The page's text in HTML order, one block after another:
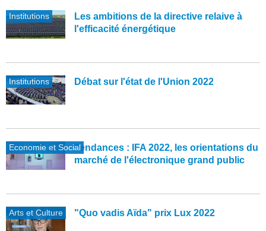
Institutions
Les ambitions de la directive relaive à
l'efficacité énergétique
Institutions Débat sur l'état de l'Union 2022
Economie et SocialTendances : IFA 2022, les orientations du
marché de l'électronique grand public
Arts et Culture "Quo vadis Aïda" prix Lux 2022